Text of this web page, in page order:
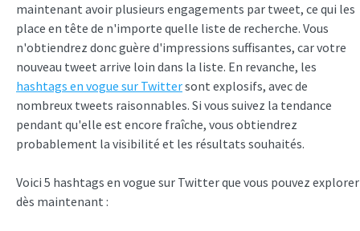
maintenant avoir plusieurs engagements par tweet, ce qui les
place en tête de n'importe quelle liste de recherche. Vous
n'obtiendrez donc guère d'impressions suffisantes, car votre
nouveau tweet arrive loin dans la liste. En revanche, les
hashtags en vogue sur Twittersont explosifs, avec de
nombreux tweets raisonnables. Si vous suivez la tendance
pendant qu'elle est encore fraîche, vous obtiendrez
probablement la visibilité et les résultats souhaités.
Voici 5 hashtags en vogue sur Twitter que vous pouvez explorer
dès maintenant :